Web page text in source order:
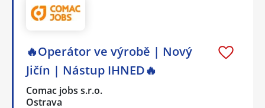
🔥Operátor ve výrobě | Nový
Jičín | Nástup IHNED🔥
Comac jobs s.r.o.
Ostrava